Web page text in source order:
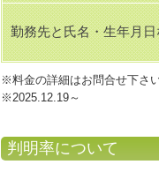
勤務先と氏名・生年月
※料金の詳細はお問合せ下さ
※2025.12.19～
判明率について